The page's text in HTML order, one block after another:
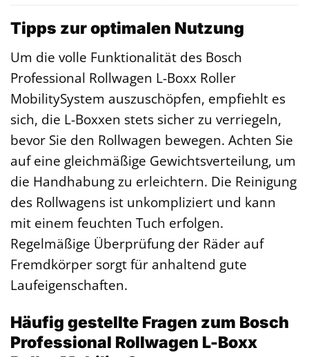
Tipps zur optimalen Nutzung
Um die volle Funktionalität des Bosch
Professional Rollwagen L-Boxx Roller
MobilitySystem auszuschöpfen, empfiehlt es
sich, die L-Boxxen stets sicher zu verriegeln,
bevor Sie den Rollwagen bewegen. Achten Sie
auf eine gleichmäßige Gewichtsverteilung, um
die Handhabung zu erleichtern. Die Reinigung
des Rollwagens ist unkompliziert und kann
mit einem feuchten Tuch erfolgen.
Regelmäßige Überprüfung der Räder auf
Fremdkörper sorgt für anhaltend gute
Laufeigenschaften.
Häufig gestellte Fragen zum Bosch
Professional Rollwagen L-Boxx